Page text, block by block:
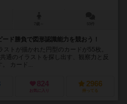
ド勝負で図形認識能力を競おう！
トが描かれた円型のカードが55枚。
通のイラストを探し出す、観察力と反
。 カード...
824
お気に入り
2966
持ってる